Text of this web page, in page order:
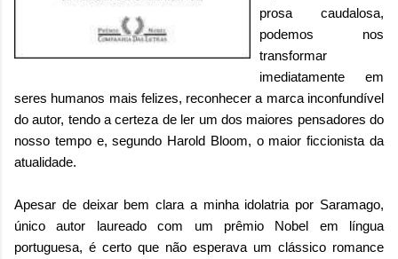
prosa caudalosa,
podemos nos
transformar
imediatamente em
seres humanos mais felizes, reconhecer a marca inconfundível
do autor, tendo a certeza de ler um dos maiores pensadores do
nosso tempo e, segundo Harold Bloom, o maior ficcionista da
atualidade.
Apesar de deixar bem clara a minha idolatria por Saramago,
único autor laureado com um prêmio Nobel em língua
portuguesa, é certo que não esperava um clássico romance